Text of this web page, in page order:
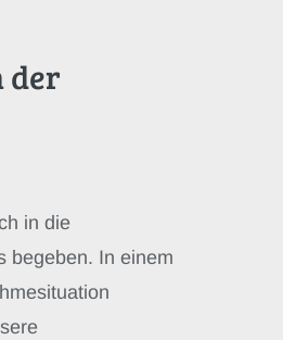
der
in die
begeben. In einem